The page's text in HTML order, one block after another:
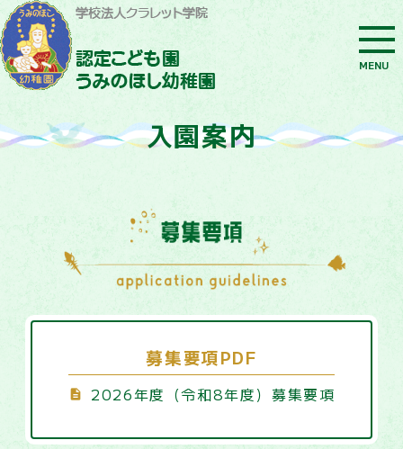
MENU
入園案内
募集要項PDF
2026年度（令和8年度）募集要項